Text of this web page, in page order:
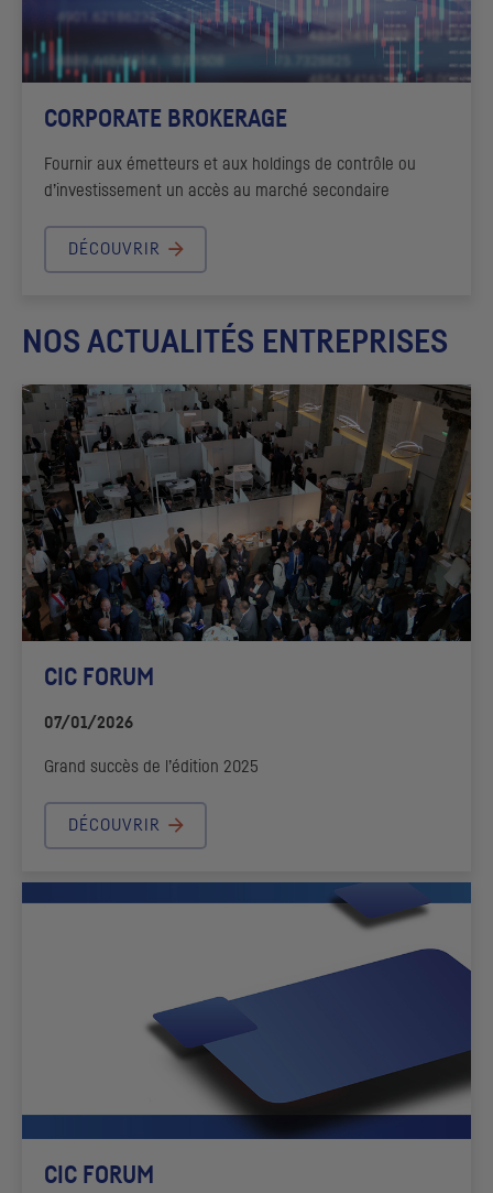
CORPORATE BROKERAGE
Fournir aux émetteurs et aux holdings de contrôle ou
d’investissement un accès au marché secondaire
DÉCOUVRIR
NOS ACTUALITÉS ENTREPRISES
CIC FORUM
07/01/2026
Grand succès de l’édition 2025
DÉCOUVRIR
CIC FORUM